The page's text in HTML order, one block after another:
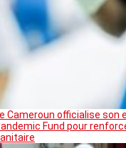
Cameroun officialise son
Fund pour